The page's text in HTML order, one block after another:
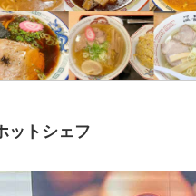
ットシェフ